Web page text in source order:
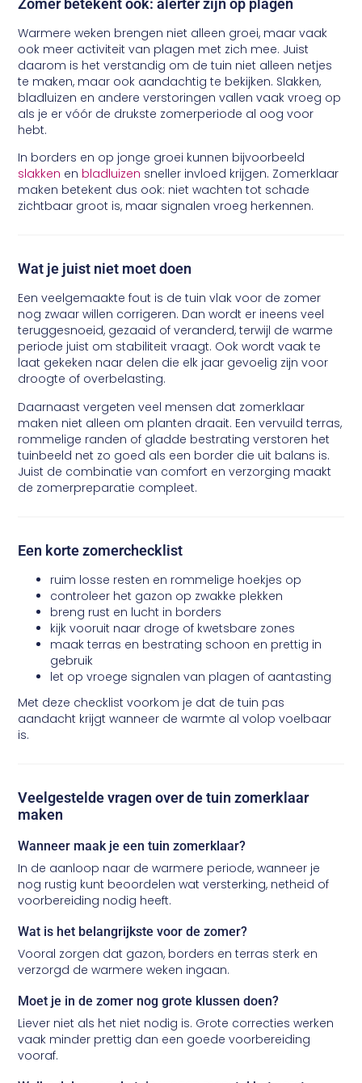
Zomer betekent ook: alerter zijn op plagen
Warmere weken brengen niet alleen groei, maar vaak
ook meer activiteit van plagen met zich mee. Juist
daarom is het verstandig om de tuin niet alleen netjes
te maken, maar ook aandachtig te bekijken. Slakken,
bladluizen en andere verstoringen vallen vaak vroeg op
als je er vóór de drukste zomerperiode al oog voor
hebt.
In borders en op jonge groei kunnen bijvoorbeeld
slakken en bladluizen sneller invloed krijgen. Zomerklaar
maken betekent dus ook: niet wachten tot schade
zichtbaar groot is, maar signalen vroeg herkennen.
Wat je juist niet moet doen
Een veelgemaakte fout is de tuin vlak voor de zomer
nog zwaar willen corrigeren. Dan wordt er ineens veel
teruggesnoeid, gezaaid of veranderd, terwijl de warme
periode juist om stabiliteit vraagt. Ook wordt vaak te
laat gekeken naar delen die elk jaar gevoelig zijn voor
droogte of overbelasting.
Daarnaast vergeten veel mensen dat zomerklaar
maken niet alleen om planten draait. Een vervuild terras,
rommelige randen of gladde bestrating verstoren het
tuinbeeld net zo goed als een border die uit balans is.
Juist de combinatie van comfort en verzorging maakt
de zomerpreparatie compleet.
Een korte zomerchecklist
ruim losse resten en rommelige hoekjes op
controleer het gazon op zwakke plekken
breng rust en lucht in borders
kijk vooruit naar droge of kwetsbare zones
maak terras en bestrating schoon en prettig in
gebruik
let op vroege signalen van plagen of aantasting
Met deze checklist voorkom je dat de tuin pas
aandacht krijgt wanneer de warmte al volop voelbaar
is.
Veelgestelde vragen over de tuin zomerklaar
maken
Wanneer maak je een tuin zomerklaar?
In de aanloop naar de warmere periode, wanneer je
nog rustig kunt beoordelen wat versterking, netheid of
voorbereiding nodig heeft.
Wat is het belangrijkste voor de zomer?
Vooral zorgen dat gazon, borders en terras sterk en
verzorgd de warmere weken ingaan.
Moet je in de zomer nog grote klussen doen?
Liever niet als het niet nodig is. Grote correcties werken
vaak minder prettig dan een goede voorbereiding
vooraf.